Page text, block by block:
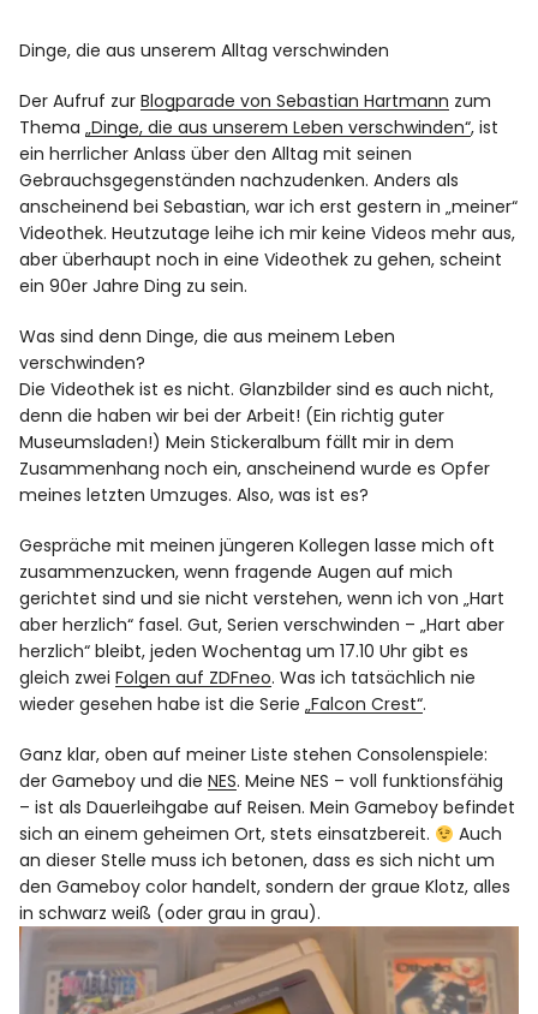
Dinge, die aus unserem Alltag verschwinden
Der Aufruf zurBlogparade von Sebastian Hartmann zum
Thema„Dinge, die aus unserem Leben verschwinden“, ist
ein herrlicher Anlass über den Alltag mit seinen
Gebrauchsgegenständen nachzudenken. Anders als
anscheinend bei Sebastian, war ich erst gestern in „meiner“
Videothek. Heutzutage leihe ich mir keine Videos mehr aus,
aber überhaupt noch in eine Videothek zu gehen, scheint
ein 90er Jahre Ding zu sein.
Was sind denn Dinge, die aus meinem Leben
verschwinden?
Die Videothek ist es nicht. Glanzbilder sind es auch nicht,
denn die haben wir bei der Arbeit! (Ein richtig guter
Museumsladen!) Mein Stickeralbum fällt mir in dem
Zusammenhang noch ein, anscheinend wurde es Opfer
meines letzten Umzuges. Also, was ist es?
Gespräche mit meinen jüngeren Kollegen lasse mich oft
zusammenzucken, wenn fragende Augen auf mich
gerichtet sind und sie nicht verstehen, wenn ich von„Hart
aber herzlich“ fasel. Gut, Serien verschwinden – „Hart aber
herzlich“ bleibt, jeden Wochentag um 17.10 Uhr gibt es
gleich zweiFolgen auf ZDFneo. Was ich tatsächlich nie
wieder gesehen habe ist die Serie„Falcon Crest“.
Ganz klar, oben auf meiner Liste stehen Consolenspiele:
der Gameboy und dieNES. Meine NES – voll funktionsfähig
– ist als Dauerleihgabe auf Reisen. Mein Gameboy befindet
sich an einem geheimen Ort, stets einsatzbereit.
Auch
an dieser Stelle muss ich betonen, dass es sich nicht um
den Gameboy color handelt, sondern der graue Klotz, alles
in schwarz weiß (oder grau in grau).